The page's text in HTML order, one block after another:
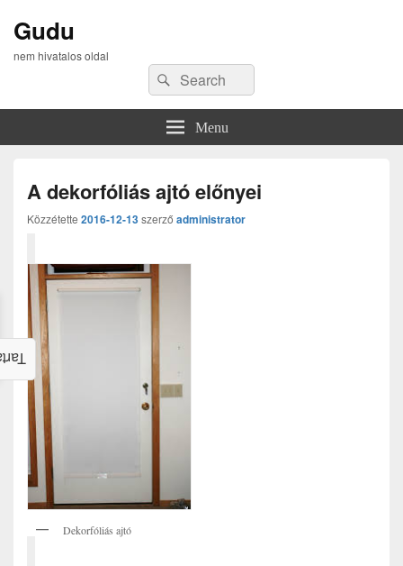
Gudu
nem hivatalos oldal
Search
for:
Search
Menu
A dekorfóliás ajtó előnyei
Közzétette 2016-12-13szerző administrator
Dekorfóliás ajtó